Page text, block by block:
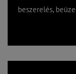
beszerelés,